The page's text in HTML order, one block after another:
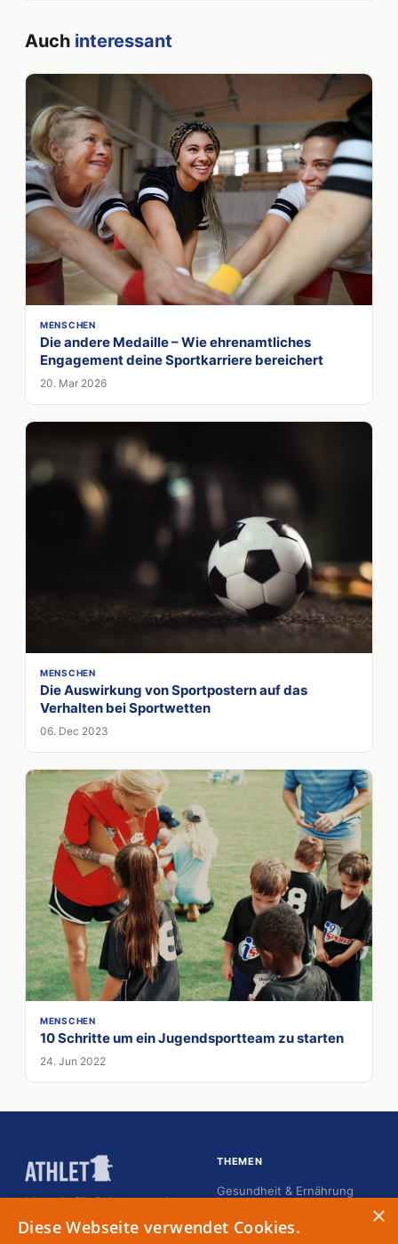
Auch interessant
MENSCHEN
Die andere Medaille – Wie ehrenamtliches
Engagement deine Sportkarriere bereichert
20. Mar 2026
MENSCHEN
Die Auswirkung von Sportpostern auf das
Verhalten bei Sportwetten
06. Dec 2023
MENSCHEN
10 Schritte um ein Jugendsportteam zu starten
24. Jun 2022
Magazin für Spitzensportler
THEMEN
Gesundheit & Ernährung
×
Diese Webseite verwendet Cookies.